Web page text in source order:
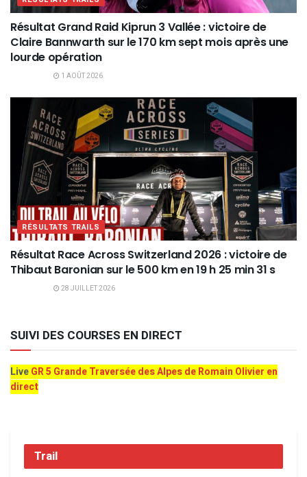
Résultat Grand Raid Kiprun 3 Vallée : victoire de
Claire Bannwarth sur le 170 km sept mois après une
lourde opération
1 AOÛT 2026
RÉSULTATS TRAILS
Résultat Race Across Switzerland 2026 : victoire de
Thibaut Baronian sur le 500 km en 19 h 25 min 31 s
28 JUILLET 2026
SUIVI DES COURSES EN DIRECT
LiveGR 5 Grande Traversée des Alpes de Romain Olivier en
direct
Trail